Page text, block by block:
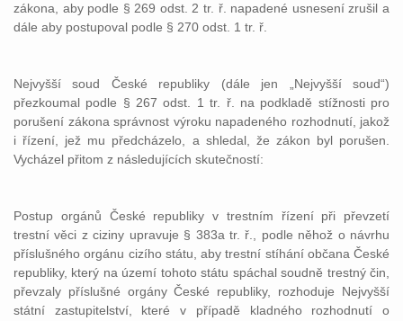
zákona, aby podle § 269 odst. 2 tr. ř. napadené usnesení zrušil a
dále aby postupoval podle § 270 odst. 1 tr. ř.
Nejvyšší soud České republiky (dále jen „Nejvyšší soud“)
přezkoumal podle § 267 odst. 1 tr. ř. na podkladě stížnosti pro
porušení zákona správnost výroku napadeného rozhodnutí, jakož
i řízení, jež mu předcházelo, a shledal, že zákon byl porušen.
Vycházel přitom z následujících skutečností:
Postup orgánů České republiky v trestním řízení při převzetí
trestní věci z ciziny upravuje § 383a tr. ř., podle něhož o návrhu
příslušného orgánu cizího státu, aby trestní stíhání občana České
republiky, který na území tohoto státu spáchal soudně trestný čin,
převzaly příslušné orgány České republiky, rozhoduje Nejvyšší
státní zastupitelství, které v případě kladného rozhodnutí o